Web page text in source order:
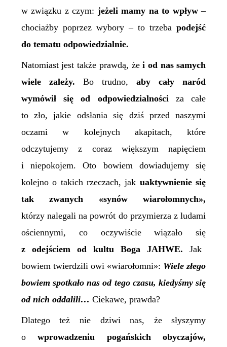
w związku z czym: jeżeli mamy na to wpływ–
chociażby poprzez wybory – to trzeba podejść
do tematu odpowiedzialnie.
Natomiast jest także prawdą, żei od nas samych
wiele zależy. Bo trudno,aby cały naród
wymówił się od odpowiedzialnościza całe
to zło, jakie odsłania się dziś przed naszymi
oczami w kolejnych akapitach, które
odczytujemy z coraz większym napięciem
i niepokojem. Oto bowiem dowiadujemy się
kolejno o takich rzeczach, jak uaktywnienie się
tak zwanych «synów wiarołomnych»,
którzy nalegali na powrót do przymierza z ludami
ościennymi, co oczywiście wiązało się
z odejściem od kultu Boga JAHWE. Jak
bowiem twierdzili owi «wiarołomni»: Wiele złego
bowiem spotkało nas od tego czasu, kiedyśmy się
od nich oddalili… Ciekawe, prawda?
Dlatego też nie dziwi nas, że słyszymy
owprowadzeniu pogańskich obyczajów,